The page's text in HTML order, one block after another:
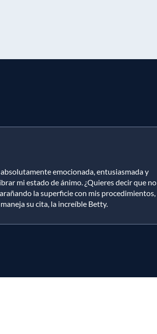
emocionada, entusiasmada y
mi estado de ánimo. ¿Quieres decir que no
la superficie con mis procedimientos,
su cita, la increíble Betty.